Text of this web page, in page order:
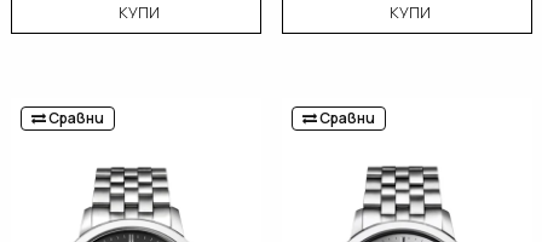
КУПИ КУПИ
Сравни Сравни